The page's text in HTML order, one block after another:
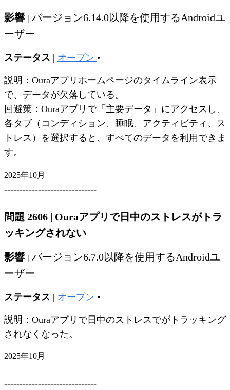
影響 | バージョン6.14.0以降を使用するAndroidユ
ーザー
ステータス | オープン •
説明：Ouraアプリホームページのタイムライン表示
で、データが欠落している。
回避策：Ouraアプリで「主要データ」にアクセスし、
各タブ（コンディション、睡眠、アクティビティ、ス
トレス）を選択すると、すべてのデータを利用できま
す。
2025年10月
------------------------------
問題 2606 | Ouraアプリで日中のストレスがトラ
ッキングされない
影響 | バージョン6.7.0以降を使用するAndroidユ
ーザー
ステータス | オープン •
説明：Ouraアプリで日中のストレスでがトラッキング
されなくなった。
2025年10月
------------------------------